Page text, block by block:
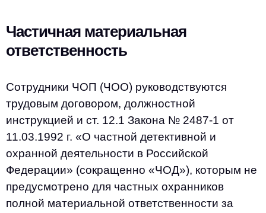
Частичная материальная
ответственность
Сотрудники ЧОП (ЧОО) руководствуются
трудовым договором, должностной
инструкцией и ст. 12.1 Закона № 2487-1 от
11.03.1992 г. «О частной детективной и
охранной деятельности в Российской
Федерации» (сокращенно «ЧОД»), которым не
предусмотрено для частных охранников
полной материальной ответственности за